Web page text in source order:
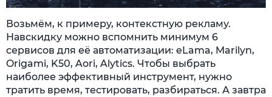
Возьмём, к примеру, контекстную рекламу.
Навскидку можно вспомнить минимум 6
сервисов для её автоматизации: eLama, Marilyn,
Origami, K50, Aori, Alytics. Чтобы выбрать
наиболее эффективный инструмент, нужно
тратить время, тестировать, разбираться. А завтра